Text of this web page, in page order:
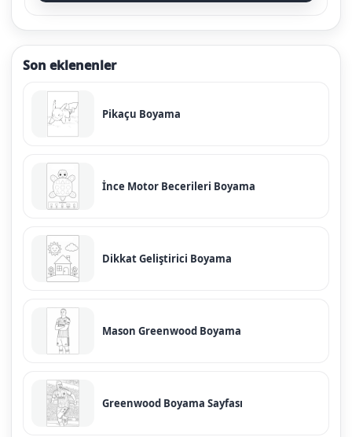
Son eklenenler
Pikaçu Boyama
İnce Motor Becerileri Boyama
Dikkat Geliştirici Boyama
Mason Greenwood Boyama
Greenwood Boyama Sayfası